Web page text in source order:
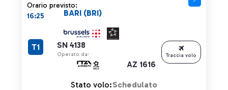
Orario previsto:
16:25
SN 4138
Operato da:
AZ 1616
BARI (BRI)
T1
Stato volo:Schedulato
Traccia volo